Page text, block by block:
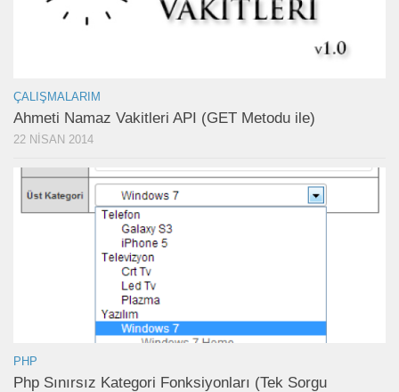
ÇALIŞMALARIM
Ahmeti Namaz Vakitleri API (GET Metodu ile)
22 NISAN 2014
PHP
Php Sınırsız Kategori Fonksiyonları (Tek Sorgu